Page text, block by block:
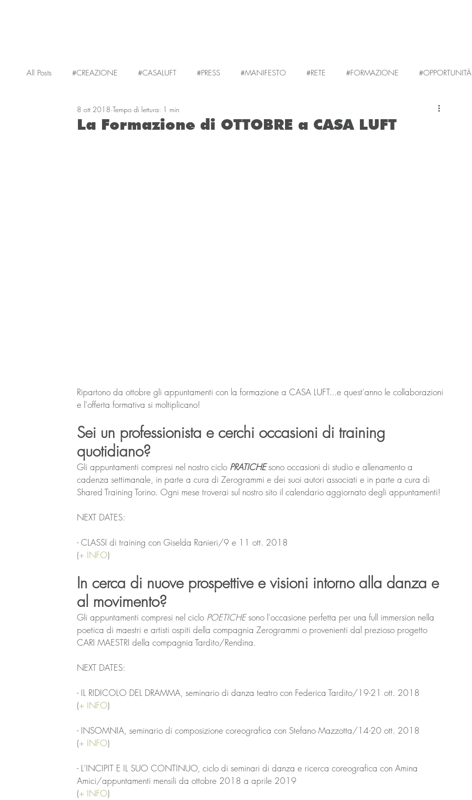
All Posts #CREAZIONE #CASALUFT #PRESS #MANIFESTO #RETE #FORMAZIONE #OPPORTUNITÀ
La Formazione di OTTOBRE a CASA LUFT
8 ott 2018 Tempo di lettura: 1 min
Ripartono da ottobre gli appuntamenti con la formazione a CASA LUFT...e quest'anno le collaborazioni
e l'offerta formativa si moltiplicano!
Sei un professionista e cerchi occasioni di training
quotidiano?
Gli appuntamenti compresi nel nostro ciclo PRATICHE sono occasioni di studio e allenamento a
cadenza settimanale, in parte a cura di Zerogrammi e dei suoi autori associati e in parte a cura di
Shared Training Torino. Ogni mese troverai sul nostro sito il calendario aggiornato degli appuntamenti!
NEXT DATES:
- CLASSI di training con Giselda Ranieri/9 e 11 ott. 2018
(+ INFO)
In cerca di nuove prospettive e visioni intorno alla danza e
al movimento?
Gli appuntamenti compresi nel ciclo POETICHE sono l'occasione perfetta per una full immersion nella
poetica di maestri e artisti ospiti della compagnia Zerogrammi o provenienti dal prezioso progetto
CARI MAESTRI della compagnia Tardito/Rendina.
NEXT DATES:
- IL RIDICOLO DEL DRAMMA, seminario di danza teatro con Federica Tardito/19-21 ott. 2018
(+ INFO)
- INSOMNIA, seminario di composizione coreografica con Stefano Mazzotta/14-20 ott. 2018
(+ INFO)
- L'INCIPIT E IL SUO CONTINUO, ciclo di seminari di danza e ricerca coreografica con Amina
Amici/appuntamenti mensili da ottobre 2018 a aprile 2019
(+ INFO)